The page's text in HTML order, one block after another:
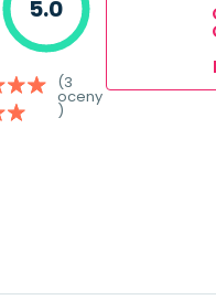
5.0
(3
oceny
)